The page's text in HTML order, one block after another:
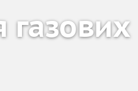
газових